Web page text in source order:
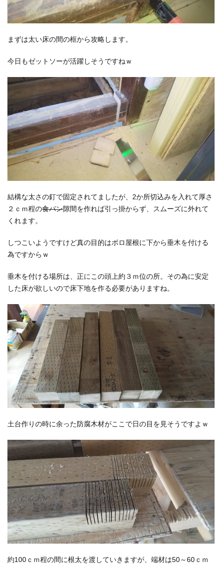
まずは太い床の間の框から攻略します。
今日もゼットソーが活躍しそうですねｗ
結構な太さの釘で固定されてましたが、2か所切込みを入れて厚さ
２ｃｍ程の食パン隙間を作れば引っ掛からず、スムーズに外れて
くれます。
しつこいようですけど真の目的はボロ屋根に下から垂木を付ける
為ですからｗ
垂木を付ける場所は、正にこの頭上約３ｍ位の所。その為に安定
した床が欲しいので床下地を作る必要がありますね。
土台作りの時に余った防腐木材がここで日の目を見そうですよｗ
約100ｃｍ程の間に根太を渡していきますが、端材は50～60ｃｍ